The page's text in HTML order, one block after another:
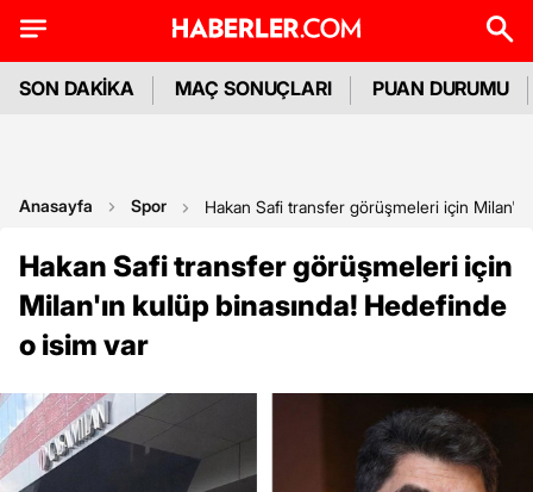
SON DAKİKA MAÇ SONUÇLARI PUAN DURUMU
Anasayfa Spor Hakan Safi transfer görüşmeleri için
Hakan Safi transfer görüşmeleri için
Milan'ın kulüp binasında! Hedefinde
o isim var